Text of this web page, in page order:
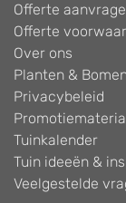
Offerte
Offerte
Over ons
Planten &
Privacybeleid
Tuinkalender
Tuin ideeën &
Veelgestelde